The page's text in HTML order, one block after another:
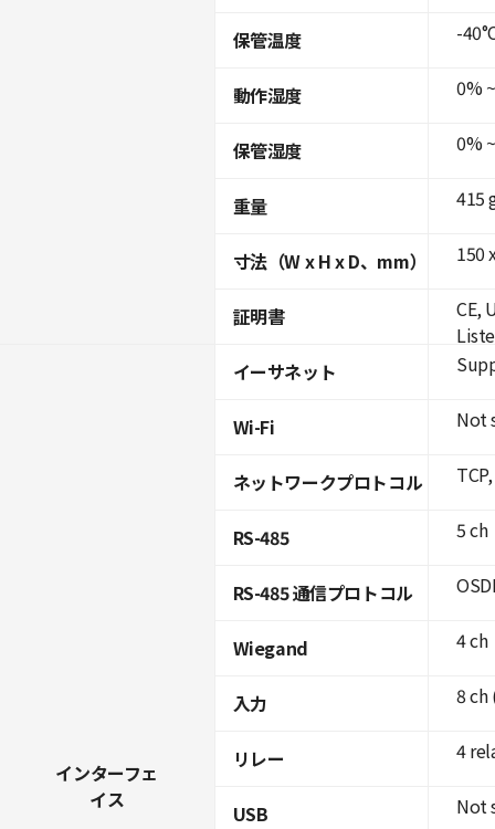
保管温度
動作湿度
保管湿度
重量
寸法（W x H x D、mm）
証明書
インターフェ
イス
イーサネット
Wi-Fi
ネットワークプロトコル
RS-485
RS-485 通信プロトコル
Wiegand
入力
リレー
USB
-
0%
0%
415
150
CE,
Not
5 ch
4 ch
8 ch
4
Not